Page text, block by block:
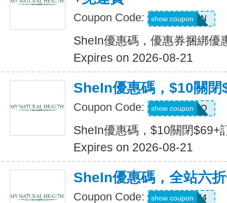
Coupon Code: Q82333N
show coupon
SheIn優惠碼，優惠券捆綁優
Expires on 2026-08-21
SheIn優惠碼，$10關閉
Coupon Code: HELLO
show coupon
SheIn優惠碼，$10關閉$69+
Expires on 2026-08-21
SheIn優惠碼，全站六
Coupon Code: V3A44
show coupon